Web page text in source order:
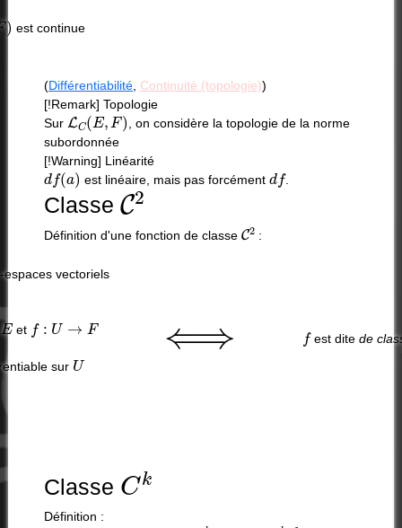
est continue
(Différentiabilité, Continuité (topologie))
[!Remark] Topologie
Sur LC(E,F)
, on considère la topologie de la norme
subordonnée
[!Warning] Linéarité
df(a) est linéaire, mais pas forcément df .
Classe
C2
Définition d'une fonction de classe C2 :
-espaces vectoriels
Eet :U →
sur U
est ditede
Classe
Ck
Définition :